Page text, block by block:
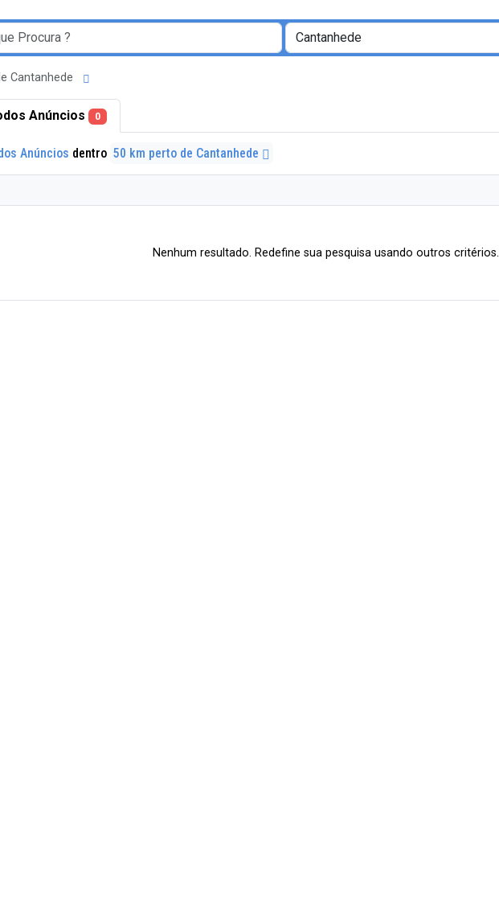
Cantanhede
Anúncios 0
Anúncios dentro 50 km perto de Cantanhede
Nenhum resultado. Redefine sua pesquisa usando outros critérios.